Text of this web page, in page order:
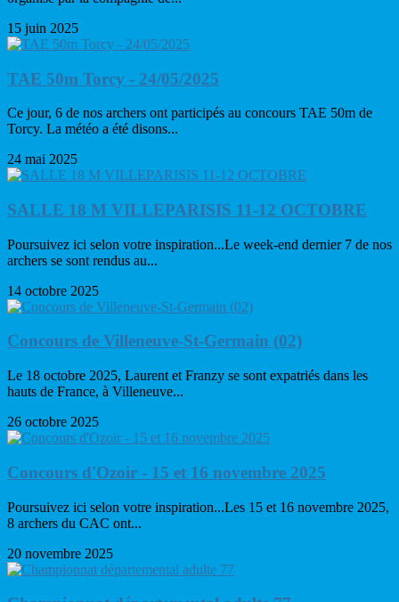
15 juin 2025
TAE 50m Torcy - 24/05/2025
Ce jour, 6 de nos archers ont participés au concours TAE 50m de
Torcy. La météo a été disons...
24 mai 2025
SALLE 18 M VILLEPARISIS 11-12 OCTOBRE
Poursuivez ici selon votre inspiration...Le week-end dernier 7 de nos
archers se sont rendus au...
14 octobre 2025
Concours de Villeneuve-St-Germain (02)
Le 18 octobre 2025, Laurent et Franzy se sont expatriés dans les
hauts de France, à Villeneuve...
26 octobre 2025
Concours d'Ozoir - 15 et 16 novembre 2025
Poursuivez ici selon votre inspiration...Les 15 et 16 novembre 2025,
8 archers du CAC ont...
20 novembre 2025